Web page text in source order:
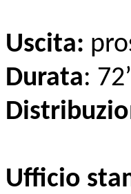
Uscita:
Durata: 72’
Ufficio